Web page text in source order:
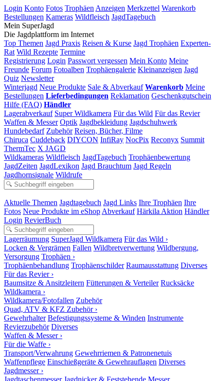
Login Konto Fotos Trophäen Anzeigen Merkzettel Warenkorb
Bestellungen Kameras Wildfleisch JagdTagebuch
Mein SuperJagd
Die Jagdplattform im Internet
Top Themen Jagd Praxis Reisen & Kurse Jagd Trophäen Experten-
Rat Wild Rezepte Termine
Registrierung Login Passwort vergessen Mein Konto Meine
Freunde Forum Fotoalben Trophäengalerie Kleinanzeigen Jagd
Quiz Newsletter
Winterjagd Neue Produkte Sale & Abverkauf Warenkorb Meine
Bestellungen Lieferbedingungen Reklamation Geschenkgutschein
Hilfe (FAQ) Händler
Lagerabverkauf Super Wildkamera Für das Wild Für das Revier
Waffen & Messer Optik Jagdbekleidung Jagdschuhwerk
Hundebedarf Zubehör Reisen, Bücher, Filme
Chiruca Cuddeback DIYCON InfiRay NocPix Reconyx Summit
ThermTec X JAGD
Wildkameras Wildfleisch JagdTagebuch Trophäenbewertung
JagdZeiten JagdLexikon Jagd Brauchtum Jagd Regeln
Jagdhornsignale Wildrufe
Aktuelle Themen Jagdtagebuch Jagd Links Ihre Trophäen Ihre
Fotos Neue Produkte im eShop Abverkauf Härkila Aktion Händler
Login RevierBuch
Lagerräumung SuperJagd Wildkamera Für das Wild ›
Locken & Vergrämen Fallen Wildbretverwertung Wildbergung,
Versorgung Trophäen ›
Trophäenbehandlung Trophäenschilder Raumausstattung Diverses
Für das Revier ›
Baumsitze & Ansitzleitern Fütterungen & Verteiler Rucksäcke
Wildkamera ›
Wildkamera/Fotofallen Zubehör
Quad, ATV & KFZ Zubehör ›
Gewehrhalter Befestigungssysteme & Winden Instrumente
Revierzubehör Diverses
Waffen & Messer ›
Für die Waffe ›
Transport/Verwahrung Gewehrriemen & Patronenetuis
Waffenpflege Einschießgeräte & Gewehrauflagen Diverses
Jagdmesser ›
Jagdtaschenmesser Jagdnicker & Feststehende Messer